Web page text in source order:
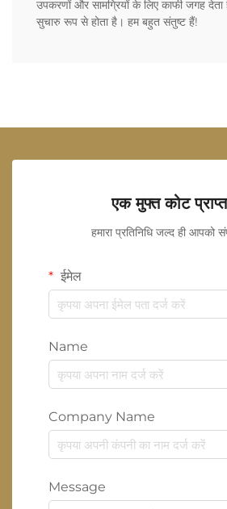
उपकरणों और सामग्रियों के लिए काफी जगह
सुचारु रूप से होता है। हम बहुत संतुष्ट हैं!
एक मुफ्त कोट
हमारा प्रतिनिधि जल्द ही आपको
ईमेल
Name
Company Name
Message